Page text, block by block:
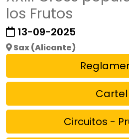
los Frutos
13-09-2025
Sax (Alicante)
Cartel
Circuitos -